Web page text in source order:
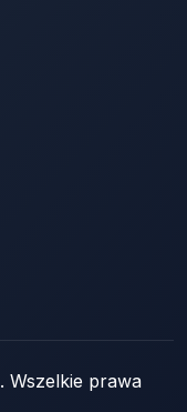
. Wszelkie prawa